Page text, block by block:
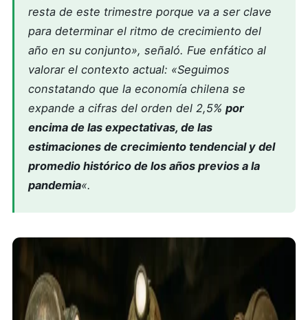
resta de este trimestre porque va a ser clave
para determinar el ritmo de crecimiento del
año en su conjunto», señaló. Fue enfático al
valorar el contexto actual: «Seguimos
constatando que la economía chilena se
expande a cifras del orden del 2,5% por
encima de las expectativas, de las
estimaciones de crecimiento tendencial y del
promedio histórico de los años previos a la
pandemia«.